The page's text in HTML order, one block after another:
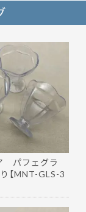
パフェグラ
【MNT-GLS-3